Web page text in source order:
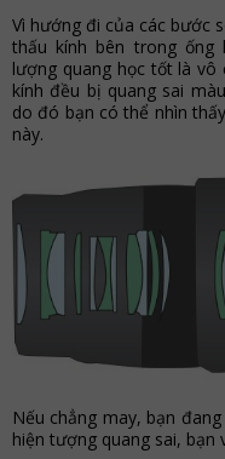
Vì hướng đi của các bước
thấu kính bên trong ống
lượng quang học tốt là
kính đều bị quang sai
do đó bạn có thể nhìn
này.
Nếu chẳng may, bạn
hiện tượng quang sai, bạn